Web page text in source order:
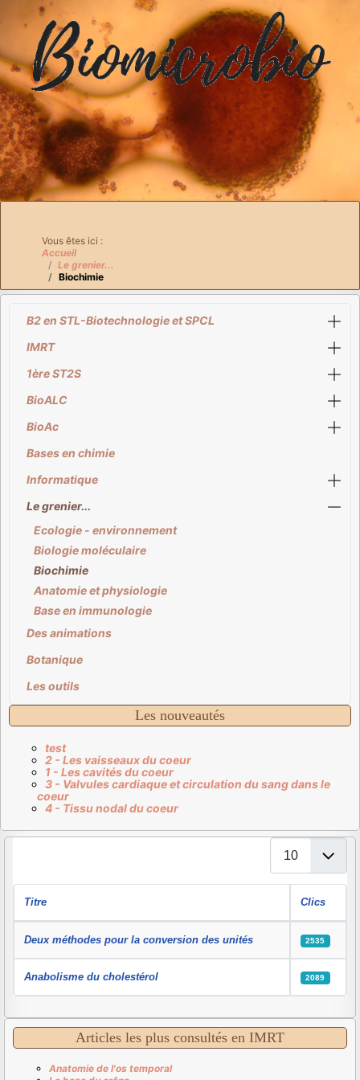
Vous êtes ici :
Accueil
Le grenier...
Biochimie
B2 en STL-Biotechnologie et SPCL
IMRT
1ère ST2S
BioALC
BioAc
Bases en chimie
Informatique
Le grenier...
Ecologie - environnement
Biologie moléculaire
Biochimie
Anatomie et physiologie
Base en immunologie
Des animations
Botanique
Les outils
Les nouveautés
test
2 - Les vaisseaux du coeur
1 - Les cavités du coeur
3 - Valvules cardiaque et circulation du sang dans le
coeur
4 - Tissu nodal du coeur
Affichage #
Titre Clics
Deux méthodes pour la conversion des unités 2535
Anabolisme du cholestérol 2089
Articles les plus consultés en IMRT
Anatomie de l'os temporal